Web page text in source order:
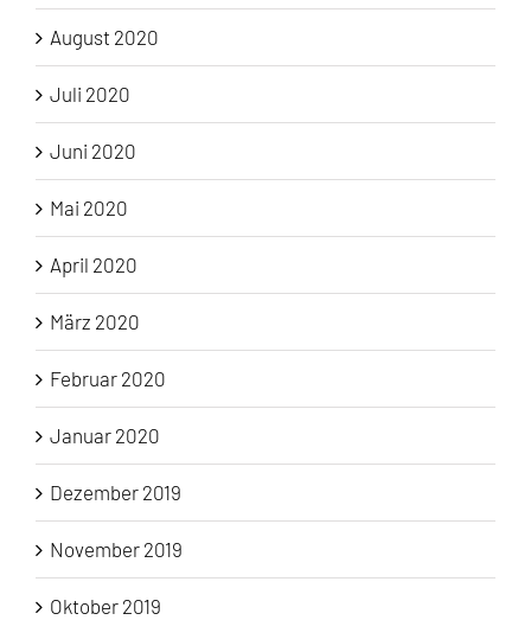
August 2020
Juli 2020
Juni 2020
Mai 2020
April 2020
März 2020
Februar 2020
Januar 2020
Dezember 2019
November 2019
Oktober 2019